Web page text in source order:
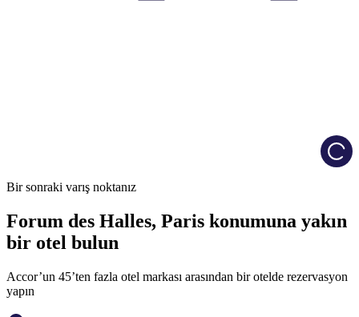
Bir sonraki varış noktanız
Forum des Halles, Paris konumuna yakın
bir otel bulun
Accor’un 45’ten fazla otel markası arasından bir otelde rezervasyon
yapın